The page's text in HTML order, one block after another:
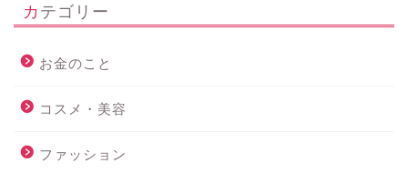
カテゴリー
お金のこと
コスメ・美容
ファッション